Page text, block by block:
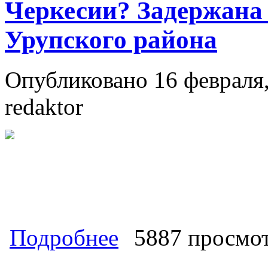
Черкесии?
Урупского района
Опубликовано 16
redaktor
Подробнее о В РФ НАЧАЛИСЬ
Эпоха справедливости
даже в Карачаево-Черкесии?
5887